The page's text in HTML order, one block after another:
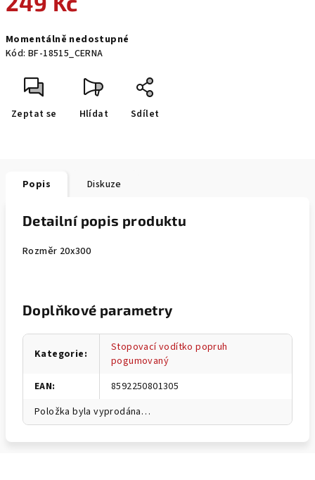
cena:
Momentálně nedostupné
Kód: BF-18515_CERNA
Zeptat se Hlídat Sdílet
Popis Diskuze
Detailní popis produktu
Rozměr 20x300
Doplňkové parametry
Kategorie:
Stopovací vodítko popruh
pogumovaný
EAN:
8592250801305
Položka byla vyprodána…